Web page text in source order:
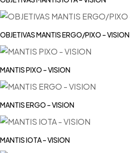
OBJETIVAS MANTIS ERGO/PIXO – VISION
MANTIS PIXO – VISION
MANTIS ERGO – VISION
MANTIS IOTA – VISION